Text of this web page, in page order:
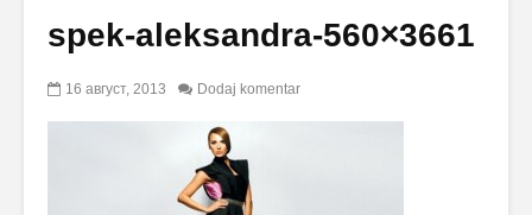
spek-aleksandra-560×3661
16 август, 2013 Dodaj komentar